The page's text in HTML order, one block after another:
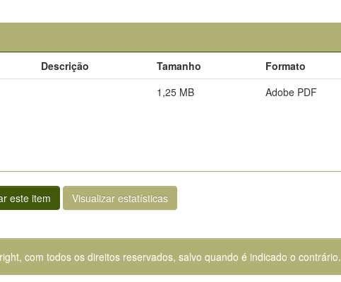
Descrição Tamanho
Formato
1,25 MB Adobe PDF
este item Visualizar estatísticas
com todos os direitos reservados, salvo quando é indicado o contrário.